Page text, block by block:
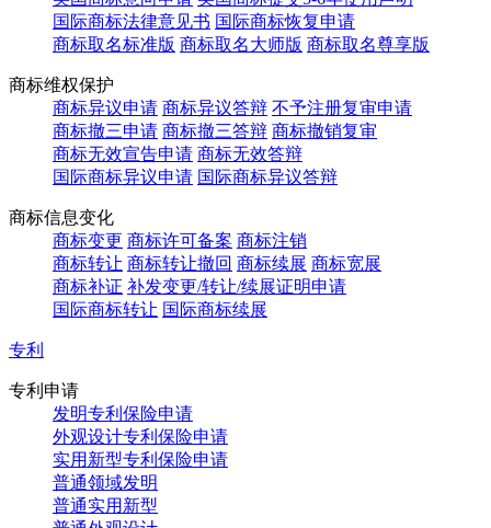
国际商标法律意见书 国际商标恢复申请
商标取名标准版 商标取名大师版 商标取名尊享版
商标维权保护
商标异议申请 商标异议答辩 不予注册复审申请
商标撤三申请 商标撤三答辩 商标撤销复审
商标无效宣告申请 商标无效答辩
国际商标异议申请 国际商标异议答辩
商标信息变化
商标变更 商标许可备案 商标注销
商标转让 商标转让撤回 商标续展 商标宽展
商标补证 补发变更/转让/续展证明申请
国际商标转让 国际商标续展
专利
专利申请
发明专利保险申请
外观设计专利保险申请
实用新型专利保险申请
普通领域发明
普通实用新型